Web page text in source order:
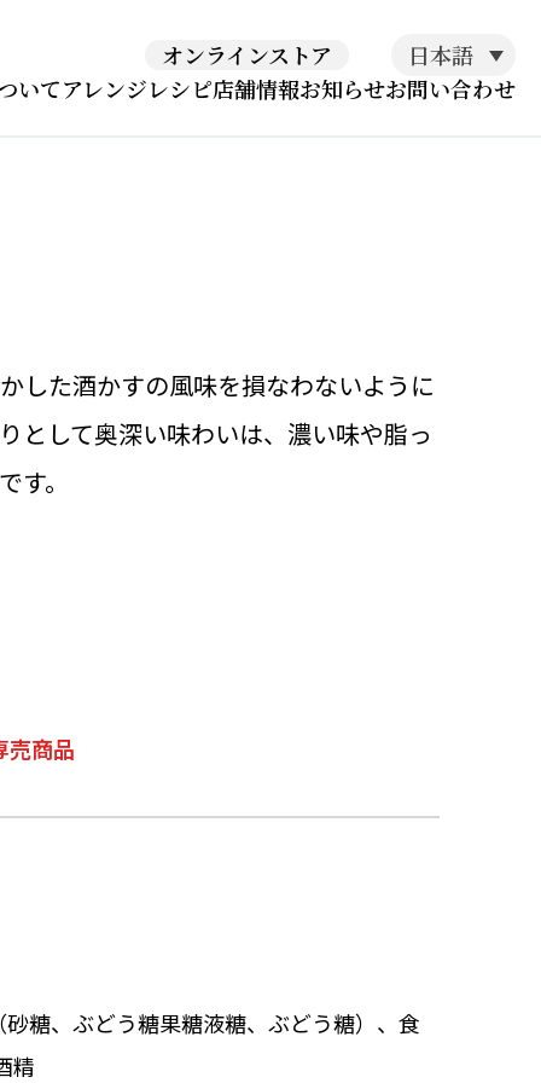
オンラインストア
日本語
いてアレンジレシピ店舗情報お知らせお問い合わせ
した酒かすの風味を損なわないように
として奥深い味わいは、濃い味や脂っ
す。
売商品
糖、ぶどう糖果糖液糖、ぶどう糖）、食
精